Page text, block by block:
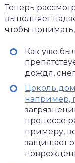
Теперь
выполняет
чтобы
Как уже
дождя,
Цоколь
например,
процессе
примеру,
защищает